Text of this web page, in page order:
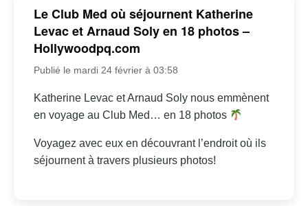
Le Club Med où séjournent Katherine
Levac et Arnaud Soly en 18 photos –
Hollywoodpq.com
Publié le mardi 24 février à 03:58
Katherine Levac et Arnaud Soly nous emmènent
en voyage au Club Med… en 18 photos
Voyagez avec eux en découvrant l’endroit où ils
séjournent à travers plusieurs photos!